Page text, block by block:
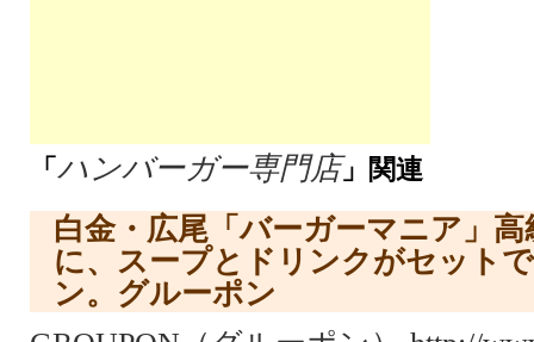
「 ハンバーガー専門店」関連
白金・広尾「バーガーマニア」
に、スープとドリンクがセット
ン。グルーポン